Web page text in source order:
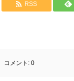
RSS
コメント: 0